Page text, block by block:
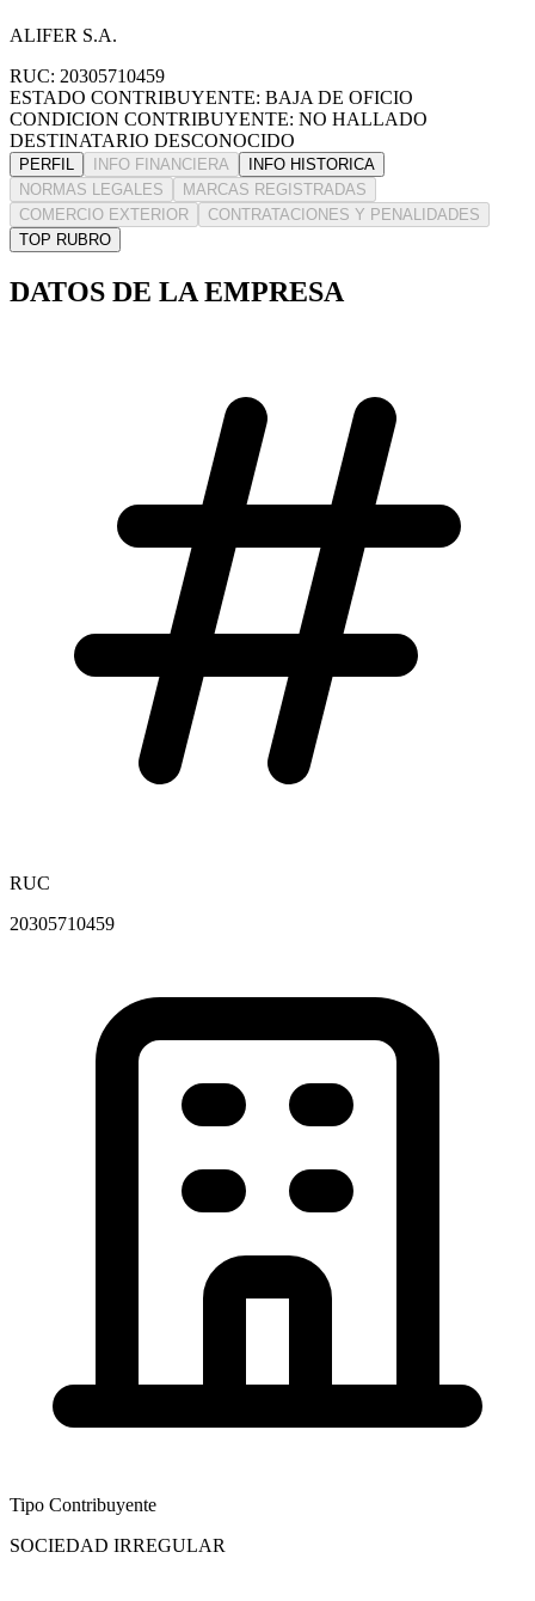
ALIFER S.A.
RUC: 20305710459
ESTADO CONTRIBUYENTE: BAJA DE OFICIO
CONDICION CONTRIBUYENTE: NO HALLADO
DESTINATARIO DESCONOCIDO
PERFIL INFO FINANCIERA
INFO HISTORICA
NORMAS LEGALES
MARCAS REGISTRADAS
COMERCIO EXTERIOR
CONTRATACIONES Y PENALIDADES
TOP RUBRO
DATOS DE LA EMPRESA
RUC
20305710459
Tipo Contribuyente
SOCIEDAD IRREGULAR